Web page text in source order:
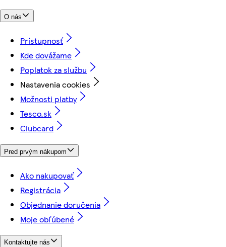
O nás
Prístupnosť
Kde dovážame
Poplatok za službu
Nastavenia cookies
Možnosti platby
Tesco.sk
Clubcard
Pred prvým nákupom
Ako nakupovať
Registrácia
Objednanie doručenia
Moje obľúbené
Kontaktujte nás